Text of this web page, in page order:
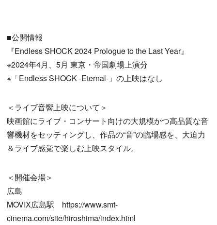
■公開情報
『Endless SHOCK 2024 Prologue to the Last Year』
※2024年4月、5月 東京・帝国劇場上演分
※「Endless SHOCK -Eternal-」の上映はなし
＜ライブ音響上映について＞
映画館にライブ・コンサート向けの大規模かつ高品質な音
響機材をセッティングし、作品の“音”の臨場感を、大迫力
＆ライブ感覚で楽しむ上映スタイル。
＜開催会場＞
広島
MOVIX広島駅 https://www.smt-
cinema.com/site/hiroshima/index.html